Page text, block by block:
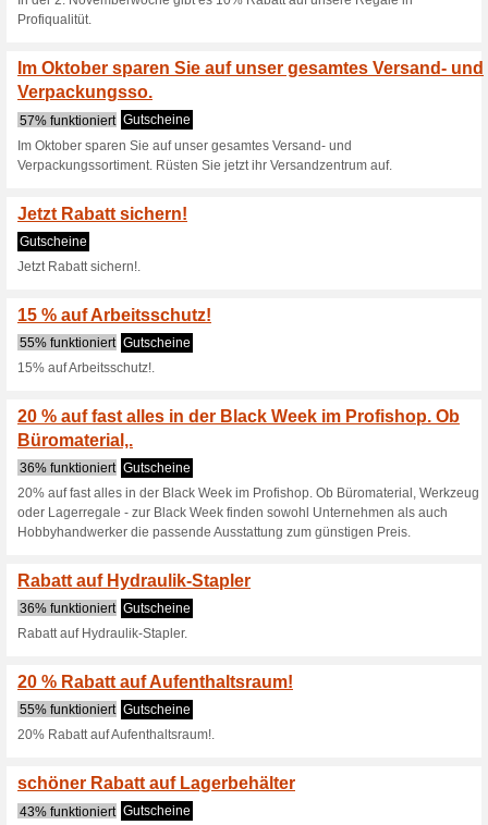
50% funktioniert
Sparen Sie in der 3.
Außenbereiche,
und vieles mehr.
10 % Rabatt auf E-
10% Rabatt auf E-Stapler
Sparen sie bis zu 50
Qualittsmarken.
40% funktioniert
Jungheinrich und Ameise.